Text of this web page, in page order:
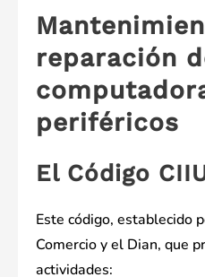
reparación
periféricos
El Código
Este código, establecido
Comercio y el Dian, que
actividades: